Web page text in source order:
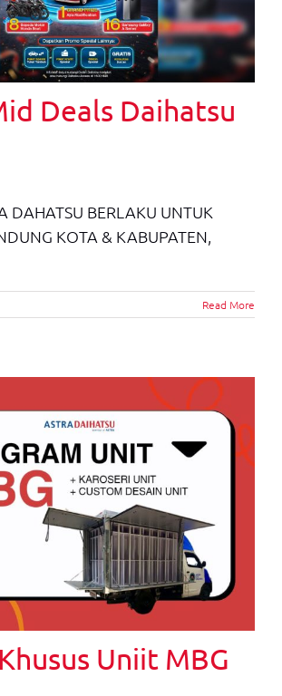
Deals Daihatsu
DAHATSU BERLAKU UNTUK
KOTA & KABUPATEN,
Read More
Uniit MBG